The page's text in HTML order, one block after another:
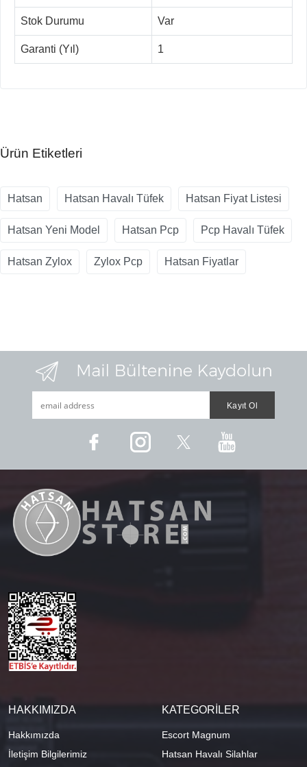
Stok Durumu Var
Garanti (Yıl) 1
Ürün Etiketleri
Hatsan Hatsan Havalı Tüfek Hatsan Fiyat Listesi
Hatsan Yeni Model Hatsan Pcp Pcp Havalı Tüfek
Hatsan Zylox Zylox Pcp Hatsan Fiyatlar
HAKKIMIZDA
Hakkımızda
İletişim Bilgilerimiz
KATEGORİLER
Escort Magnum
Hatsan Havalı Silahlar